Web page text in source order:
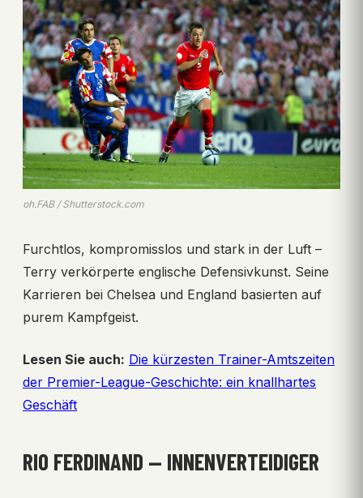
ph.FAB / Shutterstock.com
Furchtlos, kompromisslos und stark in der Luft –
Terry verkörperte englische Defensivkunst. Seine
Karrieren bei Chelsea und England basierten auf
purem Kampfgeist.
Lesen Sie auch: Die kürzesten Trainer-Amtszeiten
der Premier-League-Geschichte: ein knallhartes
Geschäft
RIO FERDINAND — INNENVERTEIDIGER